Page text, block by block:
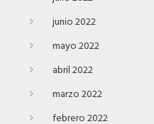
junio 2022
mayo 2022
abril 2022
marzo 2022
febrero 2022